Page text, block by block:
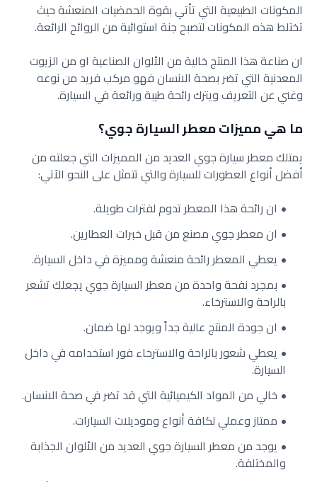
المكونات الطبيعية التي تأتي بقوة الحمضيات المنعشة حيث
تختلط هذه المكونات لتصبح جنة استوائية من الروائح الرائعة.
ان صناعة هذا المنتج خالية من الألوان الصناعية او من الزيوت
المعدنية التي تضر بصحة الانسان فهو مركب فريد من نوعه
وغني عن التعريف ويترك رائحة طيبة ورائعة في السيارة.
ما هي مميزات معطر السيارة جوي؟
يمتلك معطر سيارة جوي العديد من المميزات التي جعلته من
أفضل أنواع العطورات للسيارة والتي تتمثل على النحو الاَتي:
ان رائحة هذا المعطر تدوم لفترات طويلة.
ان معطر جوي مصنع من قبل خبرات العطارين.
يعطي المعطر رائحة منعشة ومميزة في داخل السيارة.
بمجرد نفحة واحدة من معطر السيارة جوي يجعلك تشعر
بالراحة والاسترخاء.
ان جودة المنتج عالية جداً ويوجد لها ضمان.
يعطي شعور بالراحة والاسترخاء فور استخدامه في داخل
السيارة.
خالي من المواد الكيميائية التي قد تضر في صحة الانسان.
ممتاز وعملي لكافة أنواع وموديلات السيارات.
يوجد من معطر السيارة جوي العديد من الألوان الجذابة
والمختلفة.